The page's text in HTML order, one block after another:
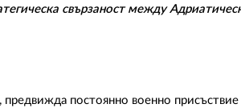
свързаност между
постоянно военно